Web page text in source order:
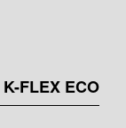
FLEX ECO